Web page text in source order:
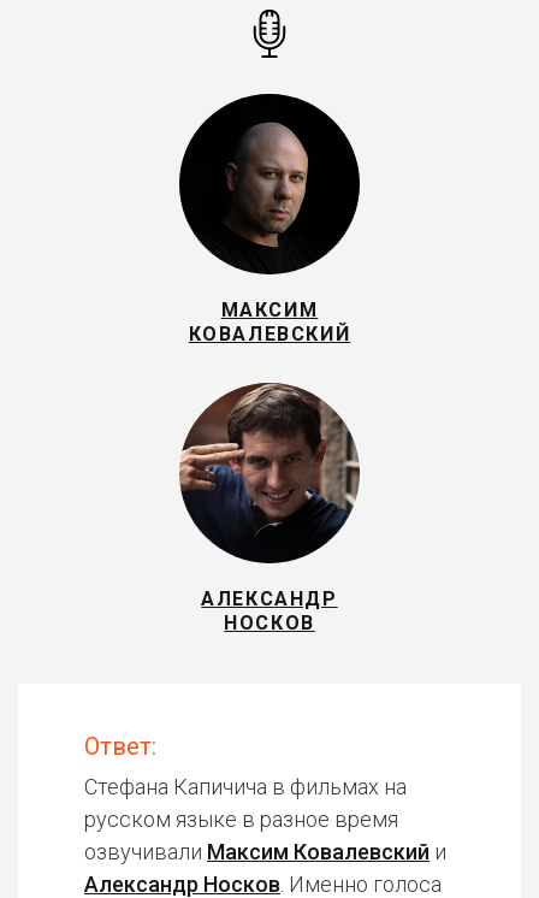
МАКСИМ
КОВАЛЕВСКИЙ
АЛЕКСАНДР
НОСКОВ
Ответ:
Стефана Капичича в фильмах на
русском языке в разное время
озвучивали Максим Ковалевский и
Александр Носков . Именно голоса